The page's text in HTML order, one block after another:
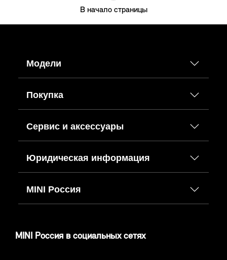
В начало страницы
Модели
Покупка
Сервис и аксессуары
Юридическая информация
MINI Россия
MINI Россия в социальных сетях